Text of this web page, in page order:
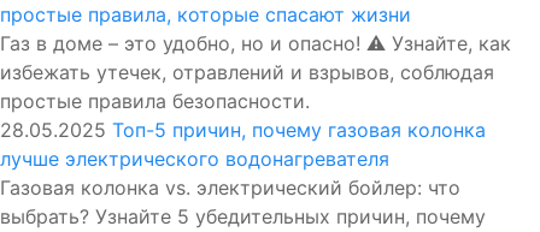
простые правила, которые спасают жизни
Газ в доме – это удобно, но и опасно! ⚠️ Узнайте, как
избежать утечек, отравлений и взрывов, соблюдая
простые правила безопасности.
28.05.2025 Топ-5 причин, почему газовая колонка
лучше электрического водонагревателя
Газовая колонка vs. электрический бойлер: что
выбрать? Узнайте 5 убедительных причин, почему